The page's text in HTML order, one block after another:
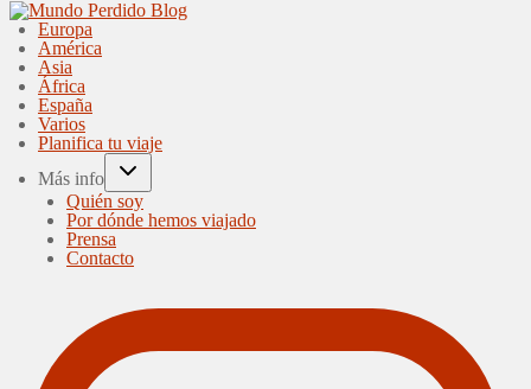
Europa
América
Asia
África
España
Varios
Planifica tu viaje
Más info
Quién soy
Por dónde hemos viajado
Prensa
Contacto